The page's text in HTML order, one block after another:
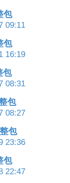
包
09:11
包
16:19
包
08:31
包
08:27
包
23:36
包
22:47